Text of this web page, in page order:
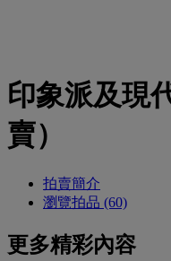
印象派及現
賣）
拍賣簡介
瀏覽拍品 (60)
更多精彩內容